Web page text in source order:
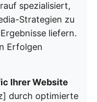
spezialisiert,
Strategien zu
liefern.
Erfolgen
Ihrer Website
durch optimierte